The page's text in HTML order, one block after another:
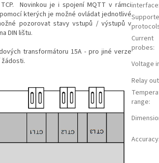
Novinkou je i spojení MQTT v rámci
kterých je možné ovládat jednotlivé
pozorovat stavy vstupů / výstupů v
DIN lištu.
transformátoru 15A - pro jiné verze
interface
Current
probes:
Voltage
Relay
range:
Accuracy